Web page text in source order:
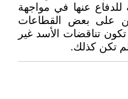
للدفاع عنها في مواجهة
على بعض القطاعات
تناقضات الأسد غير
تكن كذلك.